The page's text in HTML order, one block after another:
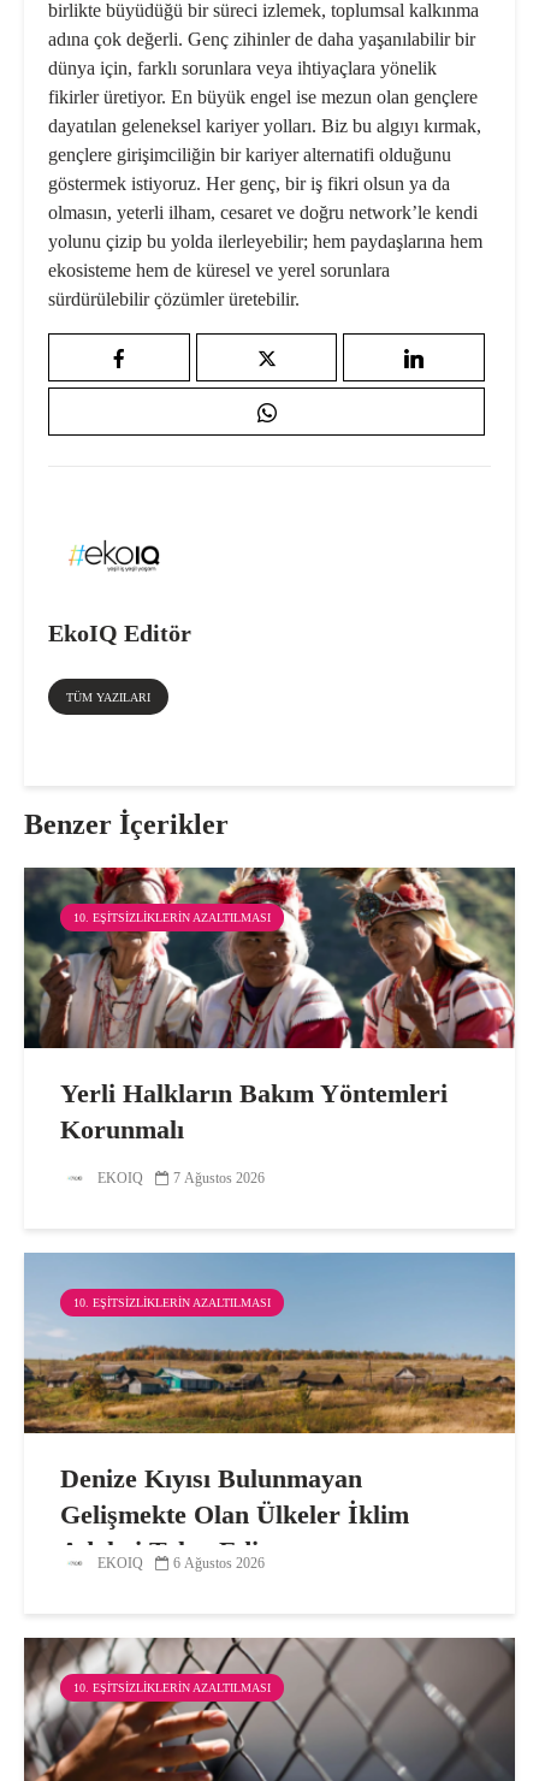
birlikte büyüdüğü bir süreci izlemek, toplumsal kalkınma
adına çok değerli. Genç zihinler de daha yaşanılabilir bir
dünya için, farklı sorunlara veya ihtiyaçlara yönelik
fikirler üretiyor. En büyük engel ise mezun olan gençlere
dayatılan geleneksel kariyer yolları. Biz bu algıyı kırmak,
gençlere girişimciliğin bir kariyer alternatifi olduğunu
göstermek istiyoruz. Her genç, bir iş fikri olsun ya da
olmasın, yeterli ilham, cesaret ve doğru network’le kendi
yolunu çizip bu yolda ilerleyebilir; hem paydaşlarına hem
ekosisteme hem de küresel ve yerel sorunlara
sürdürülebilir çözümler üretebilir.
EkoIQ Editör
TÜM YAZILARI
Benzer İçerikler
10. EŞITSIZLIKLERIN AZALTILMASI
Yerli Halkların Bakım Yöntemleri
Korunmalı
EKOIQ 7 Ağustos 2026
10. EŞITSIZLIKLERIN AZALTILMASI
Denize Kıyısı Bulunmayan
Gelişmekte Olan Ülkeler İklim
Adaleti Talep Ediyor
EKOIQ 6 Ağustos 2026
10. EŞITSIZLIKLERIN AZALTILMASI